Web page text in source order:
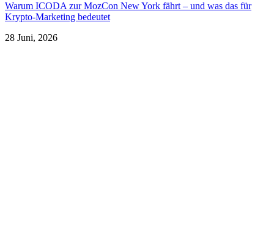
Warum ICODA zur MozCon New York fährt – und was das für
Krypto-Marketing bedeutet
28 Juni, 2026